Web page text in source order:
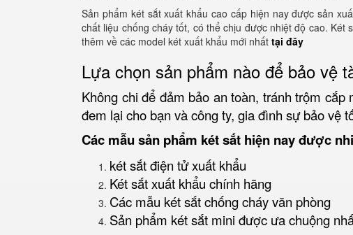
Sản phẩm két sắt xuất khẩu cao cấp hiện nay được sản
chất liệu chống cháy tốt, có thể chịu được nhiệt độ cao.
thêm về các model két xuất khẩu mới nhất tại đây
Lựa chọn sản phẩm nào để bảo vệ
Không chi để đảm bảo an toàn, tránh trộm
đem lại cho bạn và công ty, gia đình sự bảo vệ
Các mẫu sản phẩm két sắt hiện nay được
két sắt điện tử xuất khẩu
Két sắt xuất khẩu chính hãng
Các mẫu két sắt chống cháy văn phòng
Sản phẩm két sắt mini được ưa chuộng